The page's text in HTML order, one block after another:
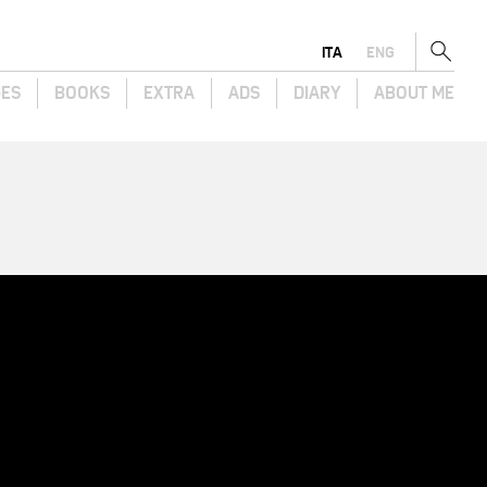
ENG
ITA
BOOKS EXTRA ADS DIARY ABOUT ME